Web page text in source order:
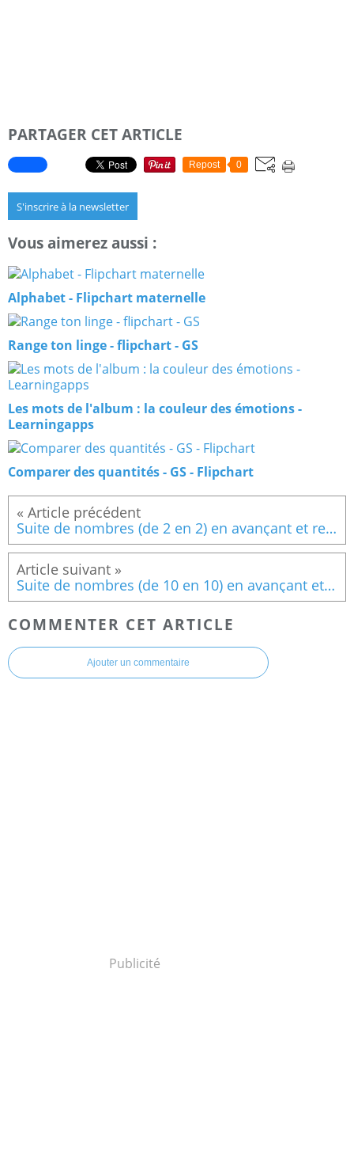
PARTAGER CET ARTICLE
Repost 0
S'inscrire à la newsletter
Vous aimerez aussi :
Alphabet - Flipchart maternelle
Range ton linge - flipchart - GS
Les mots de l'album : la couleur des émotions -
Learningapps
Comparer des quantités - GS - Flipchart
Suite de nombres (de 2 en 2) en avançant et reculant
Suite de nombres (de 10 en 10) en avançant et reculant différenciation
COMMENTER CET ARTICLE
Ajouter un commentaire
Publicité